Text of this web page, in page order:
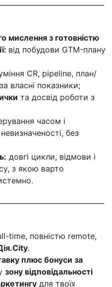
мислення з готовністю
від побудови GTM-плану
CR, pipeline, план/
власні показники;
та досвід роботи з
часом і
без
довгі цикли, відмови і
з якою варто
time, повністю remote,
.
плюс бонуси за
зону відповідальності
для твоїх